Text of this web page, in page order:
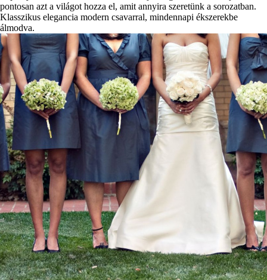
pontosan azt a világot hozza el, amit annyira szeretünk a sorozatban.
Klasszikus elegancia modern csavarral, mindennapi ékszerekbe
álmodva.